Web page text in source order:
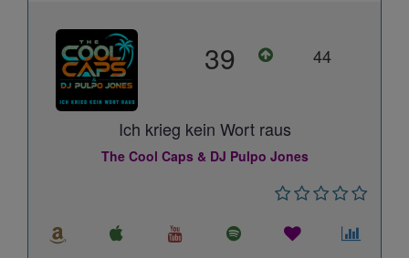
39 44
Ich krieg kein Wort raus
The Cool Caps & DJ Pulpo Jones